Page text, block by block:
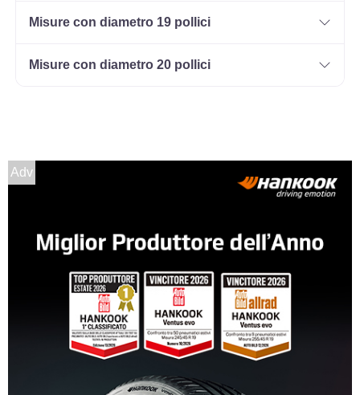
Misure con diametro 19 pollici
Misure con diametro 20 pollici
Adv